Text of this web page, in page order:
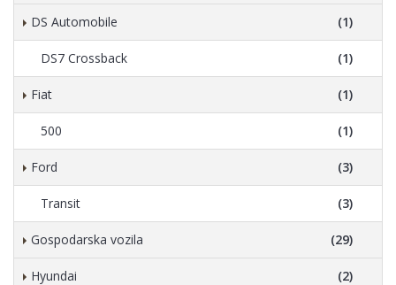
DS Automobile (1)
DS7 Crossback (1)
Fiat (1)
500 (1)
Ford (3)
Transit (3)
Gospodarska vozila (29)
Hyundai (2)